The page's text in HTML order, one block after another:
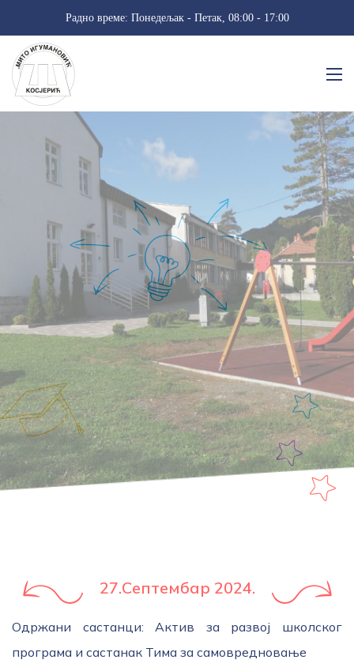
Радно време: Понедељак - Петак, 08:00 - 17:00
27.Септембар 2024.
Одржани састанци: Актив за развој школског
програма и састанак Тима за самовредновање